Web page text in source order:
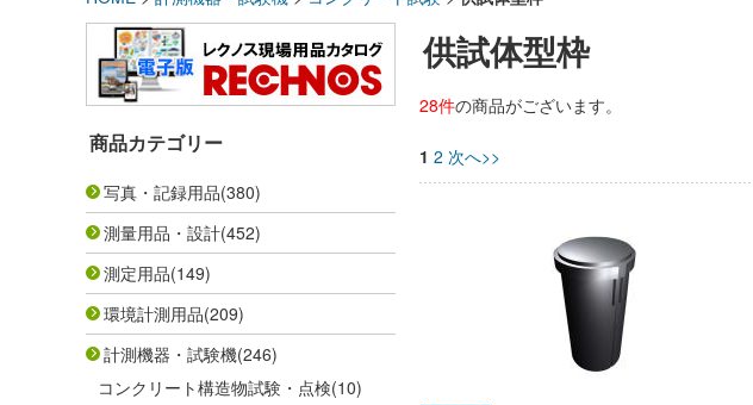
商品カテゴリー
写真・記録用品(380)
測量用品・設計(452)
測定用品(149)
環境計測用品(209)
計測機器・試験機(246)
コンクリート構造物試験・点検(10)
供試体型枠
28件の商品がございます。
1 2 次へ>>